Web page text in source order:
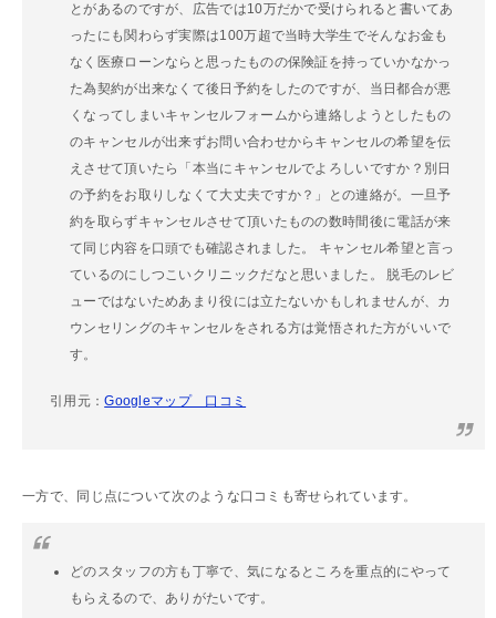
とがあるのですが、広告では10万だかで受けられると書いてあ
ったにも関わらず実際は100万超で当時大学生でそんなお金も
なく医療ローンならと思ったものの保険証を持っていかなかっ
た為契約が出来なくて後日予約をしたのですが、当日都合が悪
くなってしまいキャンセルフォームから連絡しようとしたもの
のキャンセルが出来ずお問い合わせからキャンセルの希望を伝
えさせて頂いたら「本当にキャンセルでよろしいですか？別日
の予約をお取りしなくて大丈夫ですか？」との連絡が。一旦予
約を取らずキャンセルさせて頂いたものの数時間後に電話が来
て同じ内容を口頭でも確認されました。 キャンセル希望と言っ
ているのにしつこいクリニックだなと思いました。 脱毛のレビ
ューではないためあまり役には立たないかもしれませんが、カ
ウンセリングのキャンセルをされる方は覚悟された方がいいで
す。
引用元：Googleマップ 口コミ
一方で、同じ点について次のような口コミも寄せられています。
どのスタッフの方も丁寧で、気になるところを重点的にやって
もらえるので、ありがたいです。